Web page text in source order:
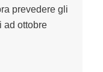
prevedere gli
ad ottobre